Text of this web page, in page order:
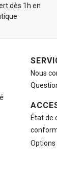
dès 1h en
Nous
État de
Options